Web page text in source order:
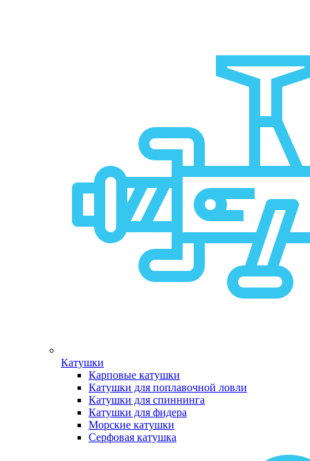
Катушки
Карповые катушки
Катушки для поплавочной ловли
Катушки для спиннинга
Катушки для фидера
Морские катушки
Серфовая катушка